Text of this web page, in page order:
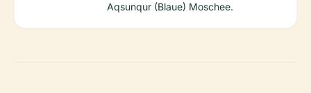
Aqsunqur (Blaue) Moschee.